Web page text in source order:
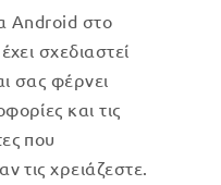
Android στο
σχεδιαστεί
σας φέρνει
και τις
που
τις χρειάζεστε.